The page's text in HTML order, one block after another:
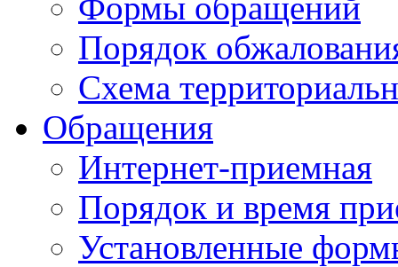
Порядок
Схема
Обращения
Интернет-приемная
Порядок и время
Установленные